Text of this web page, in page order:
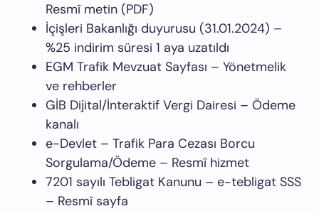
Resmî metin (PDF)
İçişleri Bakanlığı duyurusu (31.01.2024) –
%25 indirim süresi 1 aya uzatıldı
EGM Trafik Mevzuat Sayfası – Yönetmelik
ve rehberler
GİB Dijital/İnteraktif Vergi Dairesi – Ödeme
kanalı
e-Devlet – Trafik Para Cezası Borcu
Sorgulama/Ödeme – Resmî hizmet
7201 sayılı Tebligat Kanunu – e-tebligat SSS
– Resmî sayfa